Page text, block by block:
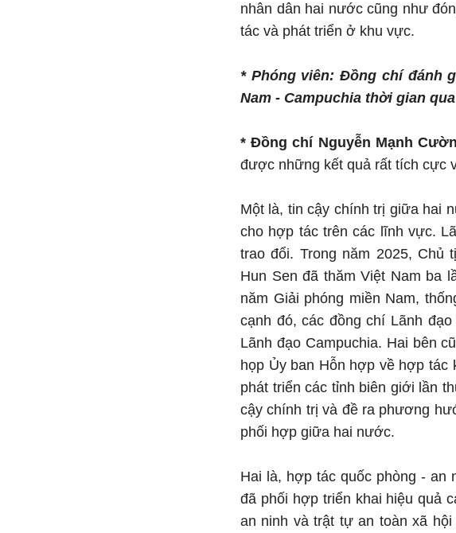
nhân dân hai nước cũng như
tác và phát triển ở khu vực.
* Phóng viên: Đồng chí đánh
Nam - Campuchia thời gian
* Đồng chí Nguyễn Mạnh
được những kết quả rất tích cực
Một là, tin cậy chính trị giữa hai
cho hợp tác trên các lĩnh vực.
trao đổi. Trong năm 2025, Chủ
Hun Sen đã thăm Việt Nam ba
năm Giải phóng miền Nam,
cạnh đó, các đồng chí Lãnh
Lãnh đạo Campuchia. Hai bên
họp Ủy ban Hỗn hợp về hợp tác
phát triển các tỉnh biên giới lần
cậy chính trị và đề ra phương
phối hợp giữa hai nước.
Hai là, hợp tác quốc phòng - an
đã phối hợp triển khai hiệu quả
an ninh và trật tự an toàn xã